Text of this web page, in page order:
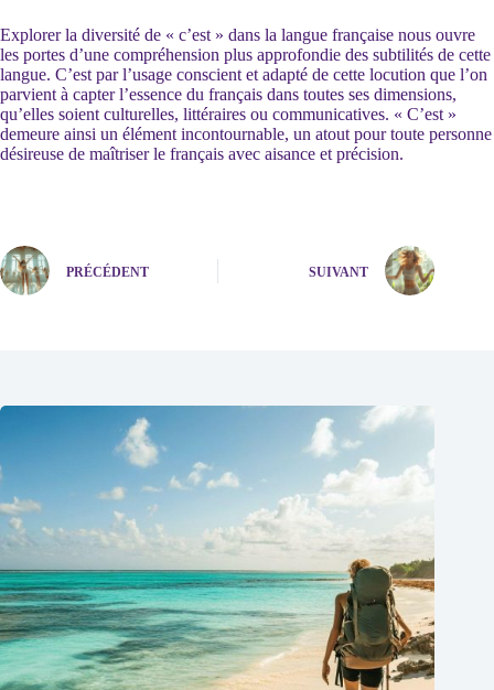
Explorer la diversité de « c’est » dans la langue française nous ouvre
les portes d’une compréhension plus approfondie des subtilités de cette
langue. C’est par l’usage conscient et adapté de cette locution que l’on
parvient à capter l’essence du français dans toutes ses dimensions,
qu’elles soient culturelles, littéraires ou communicatives. « C’est »
demeure ainsi un élément incontournable, un atout pour toute personne
désireuse de maîtriser le français avec aisance et précision.
PRÉCÉDENT SUIVANT